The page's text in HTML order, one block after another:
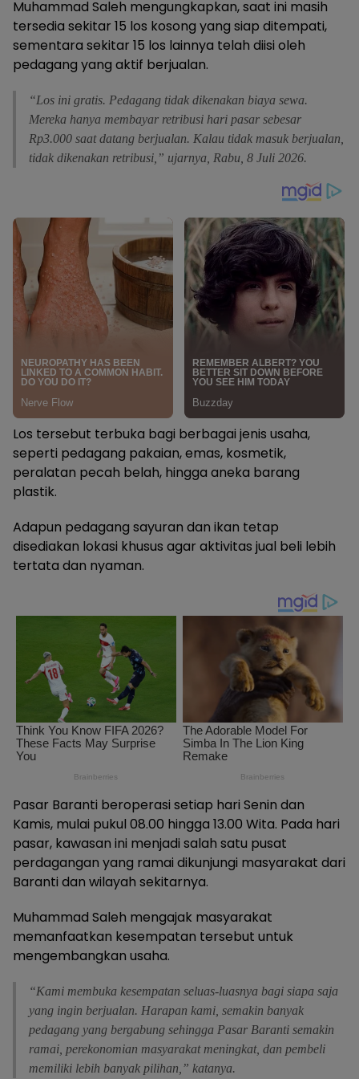
Muhammad Saleh mengungkapkan, saat ini masih
tersedia sekitar 15 los kosong yang siap ditempati,
sementara sekitar 15 los lainnya telah diisi oleh
pedagang yang aktif berjualan.
“Los ini gratis. Pedagang tidak dikenakan biaya sewa.
Mereka hanya membayar retribusi hari pasar sebesar
Rp3.000 saat datang berjualan. Kalau tidak masuk berjualan,
tidak dikenakan retribusi,” ujarnya, Rabu, 8 Juli 2026.
Los tersebut terbuka bagi berbagai jenis usaha,
seperti pedagang pakaian, emas, kosmetik,
peralatan pecah belah, hingga aneka barang
plastik.
Adapun pedagang sayuran dan ikan tetap
disediakan lokasi khusus agar aktivitas jual beli lebih
tertata dan nyaman.
Pasar Baranti beroperasi setiap hari Senin dan
Kamis, mulai pukul 08.00 hingga 13.00 Wita. Pada hari
pasar, kawasan ini menjadi salah satu pusat
perdagangan yang ramai dikunjungi masyarakat dari
Baranti dan wilayah sekitarnya.
Muhammad Saleh mengajak masyarakat
memanfaatkan kesempatan tersebut untuk
mengembangkan usaha.
“Kami membuka kesempatan seluas-luasnya bagi siapa saja
yang ingin berjualan. Harapan kami, semakin banyak
pedagang yang bergabung sehingga Pasar Baranti semakin
ramai, perekonomian masyarakat meningkat, dan pembeli
memiliki lebih banyak pilihan,” katanya.